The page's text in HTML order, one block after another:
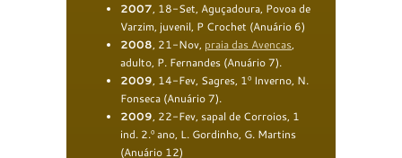
2007, 18-Set, Aguçadoura, Povoa de
Varzim, juvenil, P Crochet (Anuário 6)
2008, 21-Nov, praia das Avencas,
adulto, P. Fernandes (Anuário 7).
2009, 14-Fev, Sagres, 1º Inverno, N.
Fonseca (Anuário 7).
2009, 22-Fev, sapal de Corroios, 1
ind. 2.º ano, L. Gordinho, G. Martins
(Anuário 12)